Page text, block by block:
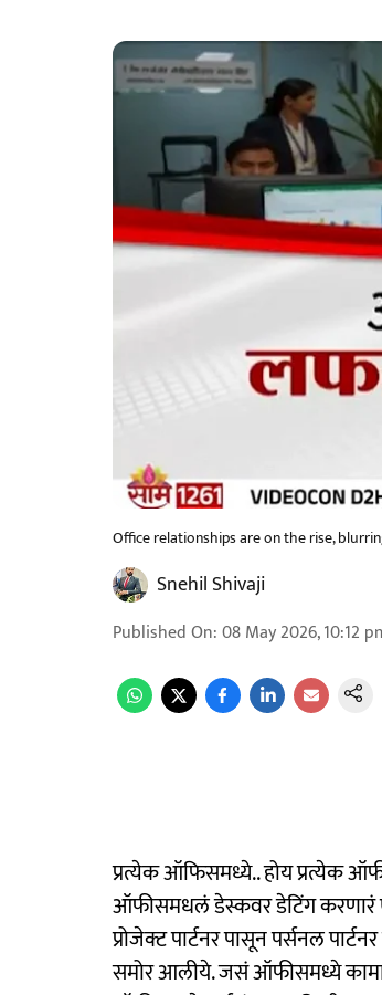
Office relationships are on the rise,
Snehil Shivaji
Published On:08 May 2026, 10:12
प्रत्येक ऑफिसमध्ये.. होय प्रत्येक
ऑफीसमधलं डेस्कवर डेटिंग करणारं
प्रोजेक्ट पार्टनर पासून पर्सनल
समोर आलीये. जसं ऑफीसमध्ये